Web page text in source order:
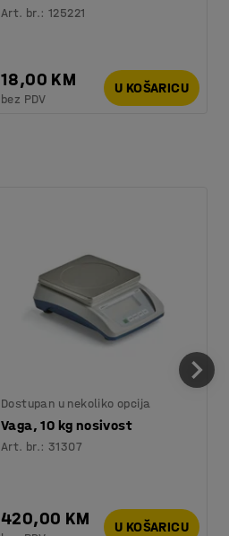
Art. br.:125221
18,00 KM
bez PDV
U KOŠARICU
Dostupan u nekoliko opcija
Vaga, 10 kg nosivost
Art. br.:31307
420,00 KM U KOŠARICU